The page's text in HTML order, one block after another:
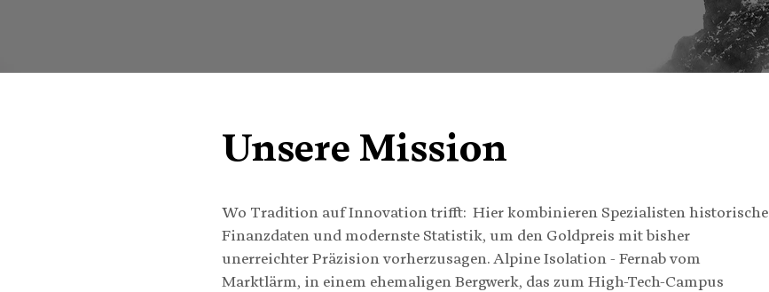
Unsere Mission
Wo Tradition auf Innovation trifft: Hier kombinieren Spezialisten historische
Finanzdaten und modernste Statistik, um den Goldpreis mit bisher
unerreichter Präzision vorherzusagen.Alpine Isolation - Fernab vom
Marktlärm, in einem ehemaligen Bergwerk, das zum High-Tech-Campus